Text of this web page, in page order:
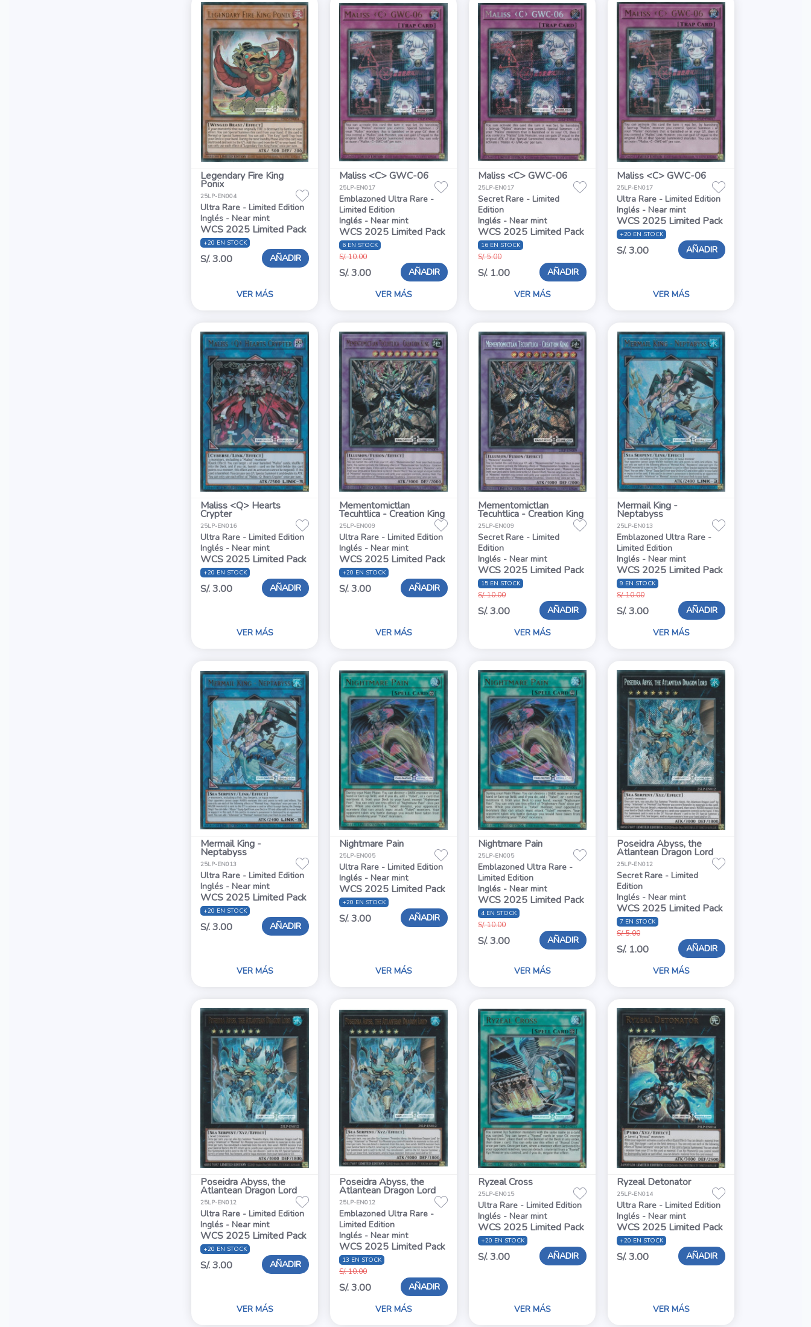
Legendary Fire King
Ponix
25LP-EN004
Ultra Rare - Limited Edition
Inglés - Near mint
WCS 2025 Limited Pack
+20 EN STOCK
S/. 3.00 AÑADIR
VER MÁS
Maliss <C> GWC-06
25LP-EN017
Emblazoned Ultra Rare -
Limited Edition
Inglés - Near mint
WCS 2025 Limited Pack
6 EN STOCK
S/. 10.00
S/. 3.00 AÑADIR
VER MÁS
Maliss <C> GWC-06
25LP-EN017
Secret Rare - Limited
Edition
Inglés - Near mint
WCS 2025 Limited Pack
16 EN STOCK
S/. 5.00
S/. 1.00 AÑADIR
VER MÁS
Maliss <C> GWC-06
25LP-EN017
Ultra Rare - Limited Edition
Inglés - Near mint
WCS 2025 Limited Pack
+20 EN STOCK
S/. 3.00 AÑADIR
VER MÁS
Maliss <Q> Hearts
Crypter
25LP-EN016
Ultra Rare - Limited Edition
Inglés - Near mint
WCS 2025 Limited Pack
+20 EN STOCK
S/. 3.00 AÑADIR
VER MÁS
Mementomictlan
Tecuhtlica - Creation King
25LP-EN009
Ultra Rare - Limited Edition
Inglés - Near mint
WCS 2025 Limited Pack
+20 EN STOCK
S/. 3.00 AÑADIR
VER MÁS
Mementomictlan
Tecuhtlica - Creation King
25LP-EN009
Secret Rare - Limited
Edition
Inglés - Near mint
WCS 2025 Limited Pack
15 EN STOCK
S/. 10.00
S/. 3.00 AÑADIR
VER MÁS
Mermail King -
Neptabyss
25LP-EN013
Emblazoned Ultra Rare -
Limited Edition
Inglés - Near mint
WCS 2025 Limited Pack
9 EN STOCK
S/. 10.00
S/. 3.00 AÑADIR
VER MÁS
Mermail King -
Neptabyss
25LP-EN013
Ultra Rare - Limited Edition
Inglés - Near mint
WCS 2025 Limited Pack
+20 EN STOCK
S/. 3.00 AÑADIR
VER MÁS
Nightmare Pain
25LP-EN005
Ultra Rare - Limited Edition
Inglés - Near mint
WCS 2025 Limited Pack
+20 EN STOCK
S/. 3.00 AÑADIR
VER MÁS
Nightmare Pain
25LP-EN005
Emblazoned Ultra Rare -
Limited Edition
Inglés - Near mint
WCS 2025 Limited Pack
4 EN STOCK
S/. 10.00
S/. 3.00 AÑADIR
VER MÁS
Poseidra Abyss, the
Atlantean Dragon Lord
25LP-EN012
Secret Rare - Limited
Edition
Inglés - Near mint
WCS 2025 Limited Pack
7 EN STOCK
S/. 5.00
S/. 1.00 AÑADIR
VER MÁS
Poseidra Abyss, the
Atlantean Dragon Lord
25LP-EN012
Ultra Rare - Limited Edition
Inglés - Near mint
WCS 2025 Limited Pack
+20 EN STOCK
S/. 3.00 AÑADIR
VER MÁS
Poseidra Abyss, the
Atlantean Dragon Lord
25LP-EN012
Emblazoned Ultra Rare -
Limited Edition
Inglés - Near mint
WCS 2025 Limited Pack
13 EN STOCK
S/. 10.00
S/. 3.00 AÑADIR
VER MÁS
Ryzeal Cross
25LP-EN015
Ultra Rare - Limited Edition
Inglés - Near mint
WCS 2025 Limited Pack
+20 EN STOCK
S/. 3.00 AÑADIR
VER MÁS
Ryzeal Detonator
25LP-EN014
Ultra Rare - Limited Edition
Inglés - Near mint
WCS 2025 Limited Pack
+20 EN STOCK
S/. 3.00 AÑADIR
VER MÁS